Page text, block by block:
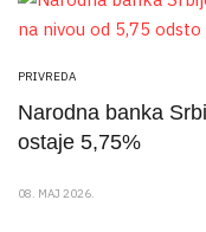
PRIVREDA
Narodna banka
ostaje 5,75%
08. MAJ 2026.